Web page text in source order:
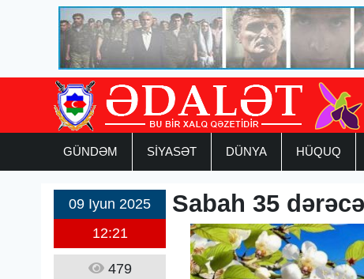
GÜNDƏM SİYASƏT DÜNYA HÜQUQ
09 Iyun 2025
12:21
479
Sabah 35